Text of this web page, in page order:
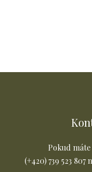
Pokud
(+420) 739 523